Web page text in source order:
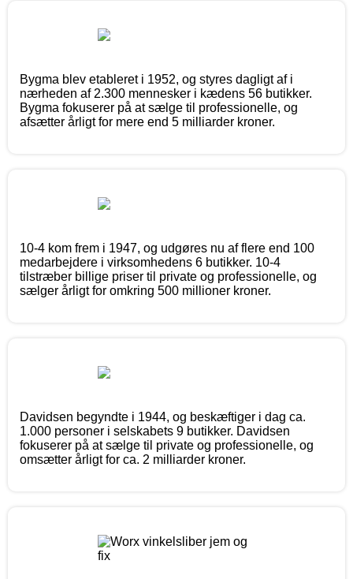
Bygma blev etableret i 1952, og styres dagligt af i
nærheden af 2.300 mennesker i kædens 56 butikker.
Bygma fokuserer på at sælge til professionelle, og
afsætter årligt for mere end 5 milliarder kroner.
10-4 kom frem i 1947, og udgøres nu af flere end 100
medarbejdere i virksomhedens 6 butikker. 10-4
tilstræber billige priser til private og professionelle, og
sælger årligt for omkring 500 millioner kroner.
Davidsen begyndte i 1944, og beskæftiger i dag ca.
1.000 personer i selskabets 9 butikker. Davidsen
fokuserer på at sælge til private og professionelle, og
omsætter årligt for ca. 2 milliarder kroner.